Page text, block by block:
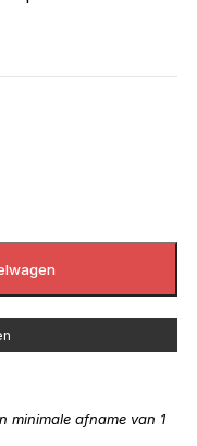
minimale afname van 1